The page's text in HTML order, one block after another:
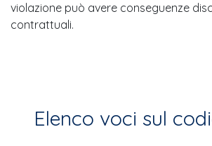
violazione può avere conseguenze
contrattuali.
Elenco voci sul